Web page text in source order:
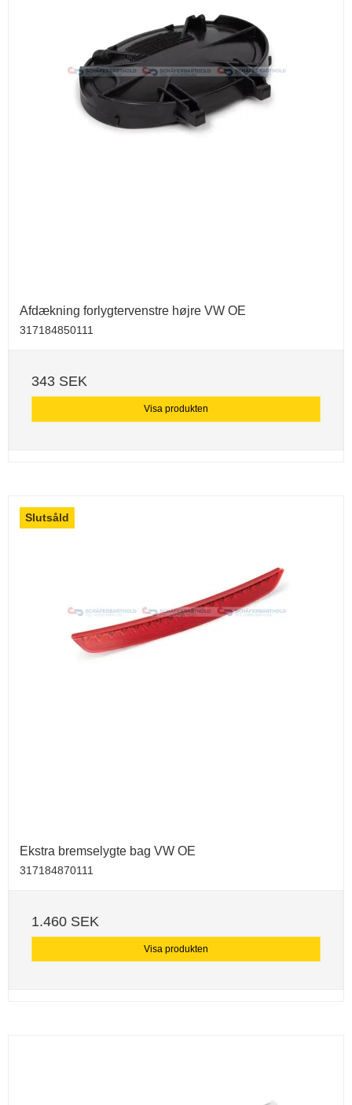
Afdækning forlygtervenstre højre VW OE
317184850111
343 SEK
Visa produkten
Slutsåld
Ekstra bremselygte bag VW OE
317184870111
1.460 SEK
Visa produkten